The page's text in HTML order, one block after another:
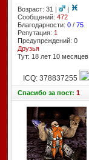
Возраст: 31 |
|
Сообщений: 472
Благодарности: 0/ 75
Репутация: 1
Предупреждений: 0
Друзья
Тут: 18 лет 10 месяцев
ICQ: 378837255
Спасибоза пост: 1